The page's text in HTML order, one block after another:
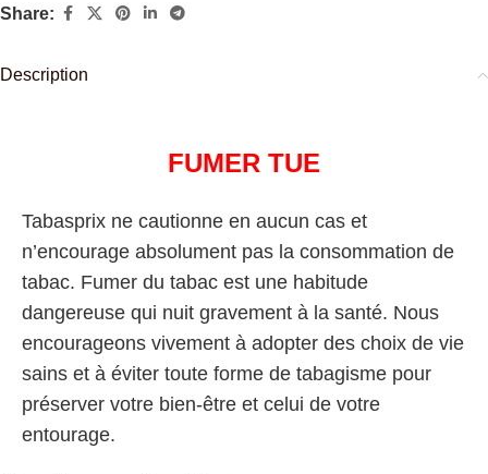
Share:
Description
FUMER TUE
Tabasprix ne cautionne en aucun cas et
n’encourage absolument pas la consommation de
tabac. Fumer du tabac est une habitude
dangereuse qui nuit gravement à la santé. Nous
encourageons vivement à adopter des choix de vie
sains et à éviter toute forme de tabagisme pour
préserver votre bien-être et celui de votre
entourage.